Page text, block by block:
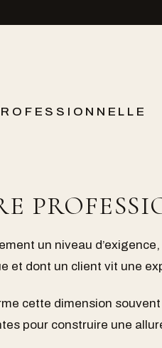
un niveau
et dont un client vit une
cette dimension
pour construire une